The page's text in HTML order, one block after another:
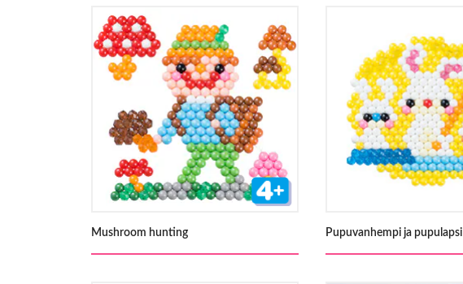
Mushroom hunting Pupuvanhempi ja pupulapsi